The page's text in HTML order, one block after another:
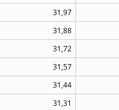
31,97
31,88
31,72
31,57
31,44
31,31